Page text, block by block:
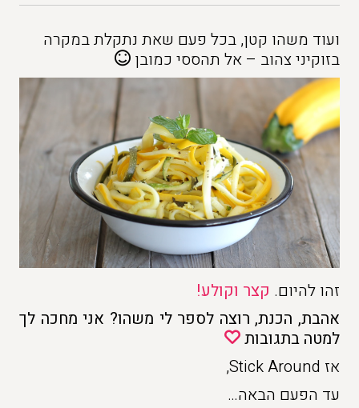
ועוד משהו קטן, בכל פעם שאת נתקלת במקרה
בזוקיני צהוב – אל תהססי כמובן
זהו להיום. קצר וקולע!
אהבת, הכנת, רוצה לספר לי משהו? אני מחכה לך
למטה בתגובות
אז Stick Around,
עד הפעם הבאה…